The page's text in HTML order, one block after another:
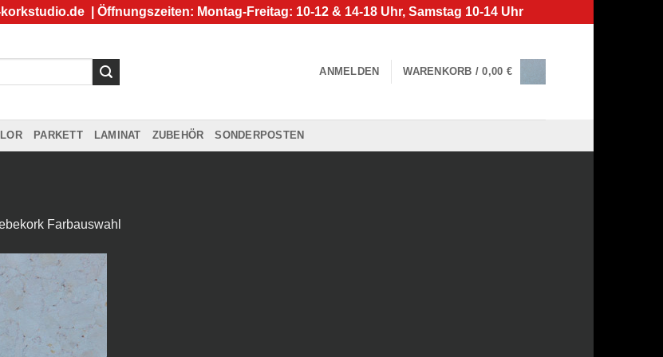
| Öffnungszeiten: Montag-Freitag: 10-12 & 14-18 Uhr, Samstag 10-14 Uhr
ANMELDEN WARENKORB /0,00 €
PARKETT LAMINAT ZUBEHÖR SONDERPOSTEN
Farbauswahl